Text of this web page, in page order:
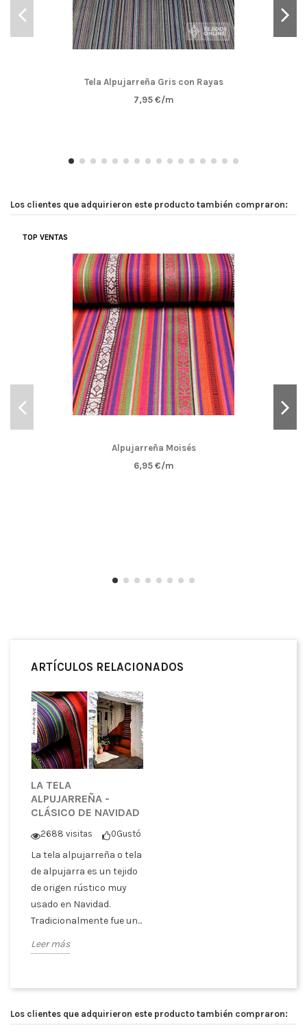
Tela Alpujarreña Gris con Rayas
7,95 €/m
Los clientes que adquirieron este producto también compraron:
TOP VENTAS
Alpujarreña Moisés
6,95 €/m
ARTÍCULOS RELACIONADOS
LA TELA
ALPUJARREÑA -
CLÁSICO DE NAVIDAD
2688 visitas 0Gustó
La tela alpujarreña o tela
de alpujarra es un tejido
de origen rústico muy
usado en Navidad.
Tradicionalmente fue un...
Leer más
Los clientes que adquirieron este producto también compraron: